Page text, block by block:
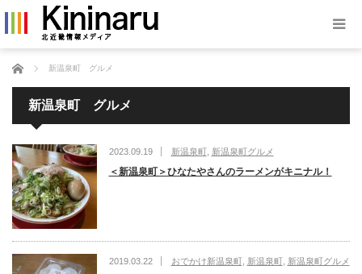
ホーム 新温泉町 グルメ
新温泉町 グルメ
2023.09.19 新温泉町, 新温泉町グルメ
＜新温泉町＞ひなたやさんのラーメンがキニナル！
2019.03.22 おでかけ新温泉町, 新温泉町, 新温泉町グルメ